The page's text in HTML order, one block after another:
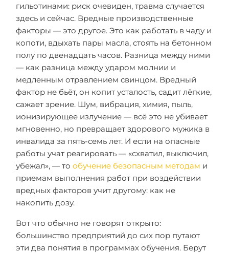
гильотинами: риск очевиден, травма случается
здесь и сейчас. Вредные производственные
факторы — это другое. Это как работать в чаду и
копоти, вдыхать пары масла, стоять на бетонном
полу по двенадцать часов. Разница между ними
— как разница между ударом молнии и
медленным отравлением свинцом. Вредный
фактор не бьёт, он копит усталость, садит лёгкие,
сажает зрение. Шум, вибрация, химия, пыль,
ионизирующее излучение — всё это не убивает
мгновенно, но превращает здорового мужика в
инвалида за пять-семь лет. И если на опасные
работы учат реагировать — «схватил, выключил,
убежал», — то обучение безопасным методам и
приемам выполнения работ при воздействии
вредных факторов учит другому: как не
накопить дозу.
Вот что обычно не говорят открыто:
большинство предприятий до сих пор путают
эти два понятия в программах обучения. Берут